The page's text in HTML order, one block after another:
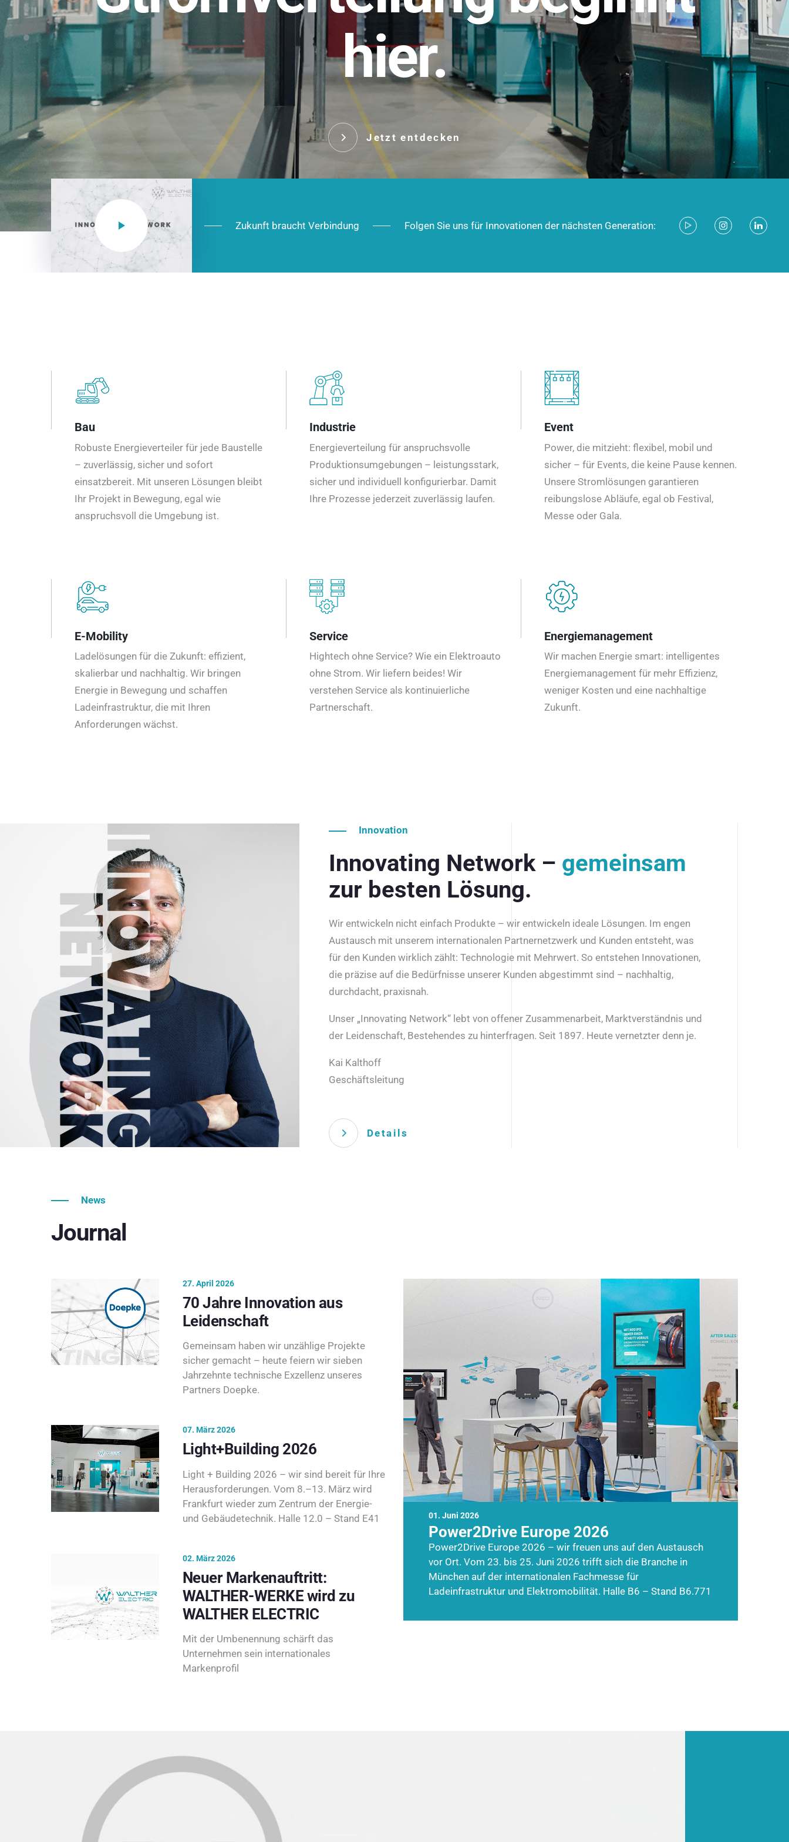
hier.
Jetzt entdecken
NEO CEE: Energieverteilung mit System. Robust im Alltag,
effizient in der Installation, zukunftsfähig im Ausbau.
Das innovative Stecksystem für industrielle Anwendungen –
robust, IP-geschützt und zukunftsfähig.
Jetzt entdecken
Zukunft braucht Verbindung Folgen Sie uns für Innovationen der nächsten Generation:
Bau
Robuste Energieverteiler für jede Baustelle
– zuverlässig, sicher und sofort
einsatzbereit. Mit unseren Lösungen bleibt
Ihr Projekt in Bewegung, egal wie
anspruchsvoll die Umgebung ist.
Industrie
Energieverteilung für anspruchsvolle
Produktionsumgebungen – leistungsstark,
sicher und individuell konfigurierbar. Damit
Ihre Prozesse jederzeit zuverlässig laufen.
Event
Power, die mitzieht: flexibel, mobil und
sicher – für Events, die keine Pause kennen.
Unsere Stromlösungen garantieren
reibungslose Abläufe, egal ob Festival,
Messe oder Gala.
E-Mobility
Ladelösungen für die Zukunft: effizient,
skalierbar und nachhaltig. Wir bringen
Energie in Bewegung und schaffen
Ladeinfrastruktur, die mit Ihren
Anforderungen wächst.
Service
Hightech ohne Service? Wie ein Elektroauto
ohne Strom. Wir liefern beides! Wir
verstehen Service als kontinuierliche
Partnerschaft.
Energiemanagement
Wir machen Energie smart: intelligentes
Energiemanagement für mehr Effizienz,
weniger Kosten und eine nachhaltige
Zukunft.
Innovation
Innovating Network – gemeinsam
zur besten Lösung.
Wir entwickeln nicht einfach Produkte – wir entwickeln ideale Lösungen. Im engen
Austausch mit unserem internationalen Partnernetzwerk und Kunden entsteht, was
für den Kunden wirklich zählt: Technologie mit Mehrwert. So entstehen Innovationen,
die präzise auf die Bedürfnisse unserer Kunden abgestimmt sind – nachhaltig,
durchdacht, praxisnah.
Unser „Innovating Network“ lebt von offener Zusammenarbeit, Marktverständnis und
der Leidenschaft, Bestehendes zu hinterfragen. Seit 1897. Heute vernetzter denn je.
Kai Kalthoff
Geschäftsleitung
Details
News
Journal
01. Juni 2026
Power2Drive Europe 2026
Power2Drive Europe 2026 – wir freuen uns auf den Austausch
vor Ort. Vom 23. bis 25. Juni 2026 trifft sich die Branche in
München auf der internationalen Fachmesse für
Ladeinfrastruktur und Elektromobilität. Halle B6 – Stand B6.771
27. April 2026
70 Jahre Innovation aus
Leidenschaft
Gemeinsam haben wir unzählige Projekte
sicher gemacht – heute feiern wir sieben
Jahrzehnte technische Exzellenz unseres
Partners Doepke.
07. März 2026
Light+Building 2026
Light + Building 2026 – wir sind bereit für Ihre
Herausforderungen. Vom 8.–13. März wird
Frankfurt wieder zum Zentrum der Energie-
und Gebäudetechnik. Halle 12.0 – Stand E41
02. März 2026
Neuer Markenauftritt:
WALTHER-WERKE wird zu
WALTHER ELECTRIC
Mit der Umbenennung schärft das
Unternehmen sein internationales
Markenprofil